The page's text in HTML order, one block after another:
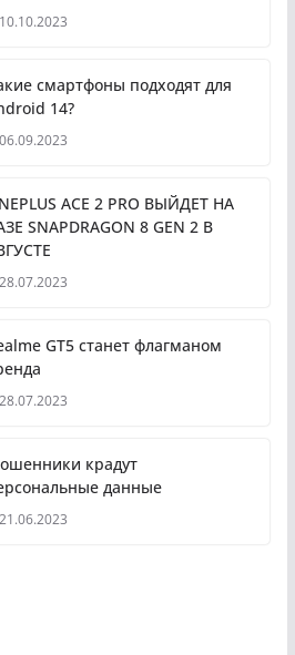
10.10.2023
смартфоны подходят для
14?
06.09.2023
ACE 2 PRO ВЫЙДЕТ НА
SNAPDRAGON 8 GEN 2 В
28.07.2023
GT5 станет флагманом
28.07.2023
крадут
данные
21.06.2023